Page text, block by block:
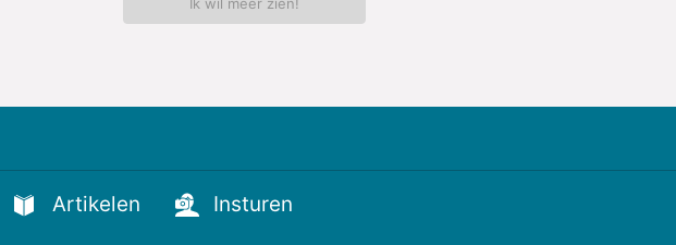
Ik wil meer zien!
Artikelen Insturen